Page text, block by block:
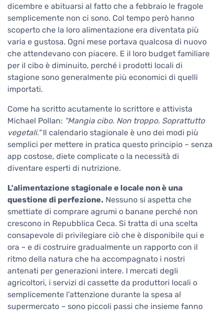
dicembre e abituarsi al fatto che a febbraio le fragole
semplicemente non ci sono. Col tempo però hanno
scoperto che la loro alimentazione era diventata più
varia e gustosa. Ogni mese portava qualcosa di nuovo
che attendevano con piacere. E il loro budget familiare
per il cibo è diminuito, perché i prodotti locali di
stagione sono generalmente più economici di quelli
importati.
Come ha scritto acutamente lo scrittore e attivista
Michael Pollan: "Mangia cibo. Non troppo. Soprattutto
vegetali."Il calendario stagionale è uno dei modi più
semplici per mettere in pratica questo principio – senza
app costose, diete complicate o la necessità di
diventare esperti di nutrizione.
L'alimentazione stagionale e locale non è una
questione di perfezione. Nessuno si aspetta che
smettiate di comprare agrumi o banane perché non
crescono in Repubblica Ceca. Si tratta di una scelta
consapevole di privilegiare ciò che è disponibile qui e
ora – e di costruire gradualmente un rapporto con il
ritmo della natura che ha accompagnato i nostri
antenati per generazioni intere. I mercati degli
agricoltori, i servizi di cassette da produttori locali o
semplicemente l'attenzione durante la spesa al
supermercato – sono piccoli passi che insieme fanno